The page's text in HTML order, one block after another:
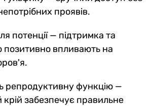
проявів.
потенції — підтримка та
впливають на
репродуктивну функцію —
крій забезпечує правильне